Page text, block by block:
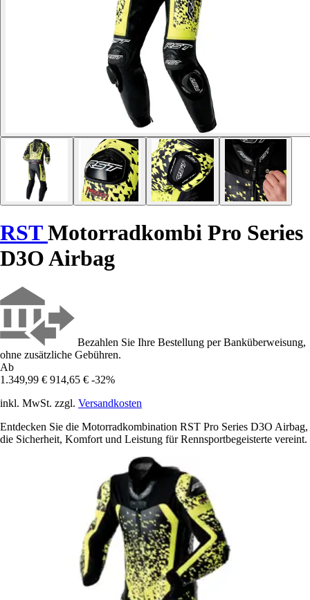
RSTMotorradkombi Pro Series
D3O Airbag
Bezahlen Sie Ihre Bestellung per Banküberweisung,
ohne zusätzliche Gebühren.
Ab
1.349,99 € 914,65 € -32%
inkl. MwSt. zzgl. Versandkosten
Entdecken Sie die Motorradkombination RST Pro Series D3O Airbag,
die Sicherheit, Komfort und Leistung für Rennsportbegeisterte vereint.